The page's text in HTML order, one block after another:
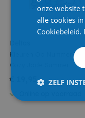
Deltas
Kleuren Op Nummer
Cozy Jade Summer
€ 19,95
onze website
alle cookies
Cookiebeleid.
ZELF